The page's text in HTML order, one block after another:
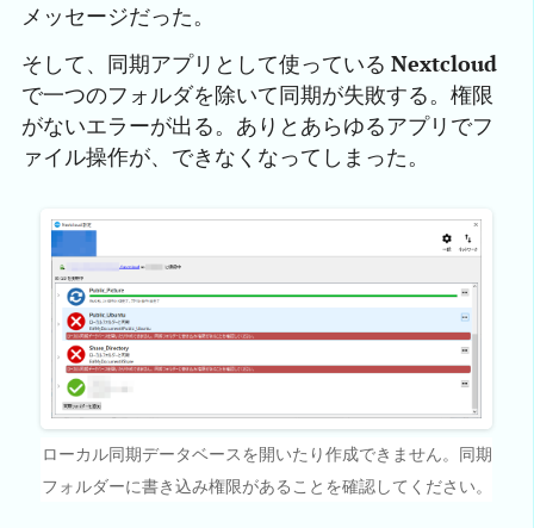
メッセージだった。
そして、同期アプリとして使っている Nextcloud
で一つのフォルダを除いて同期が失敗する。権限
がないエラーが出る。ありとあらゆるアプリでフ
ァイル操作が、できなくなってしまった。
ローカル同期データベースを開いたり作成できません。同期
フォルダーに書き込み権限があることを確認してください。